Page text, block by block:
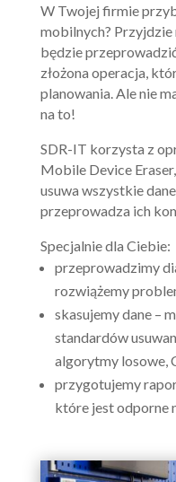
W Twojej firmie
mobilnych?
będzie
złożona operacja,
planowania. Ale nie
na to!
SDR-IT korzysta z
Mobile Device
usuwa wszystkie
przeprowadza ich
Specjalnie dla Ciebie:
przeprowadzimy
rozwiążemy
skasujemy dane –
standardów
algorytmy losowe,
przygotujemy
które jest odporne